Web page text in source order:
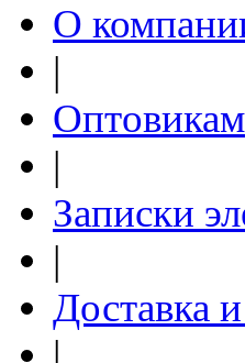
О
|
Оптовикам
|
Записки
|
Доставка